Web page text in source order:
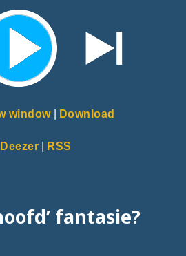
window| Download
Deezer | RSS
fantasie?